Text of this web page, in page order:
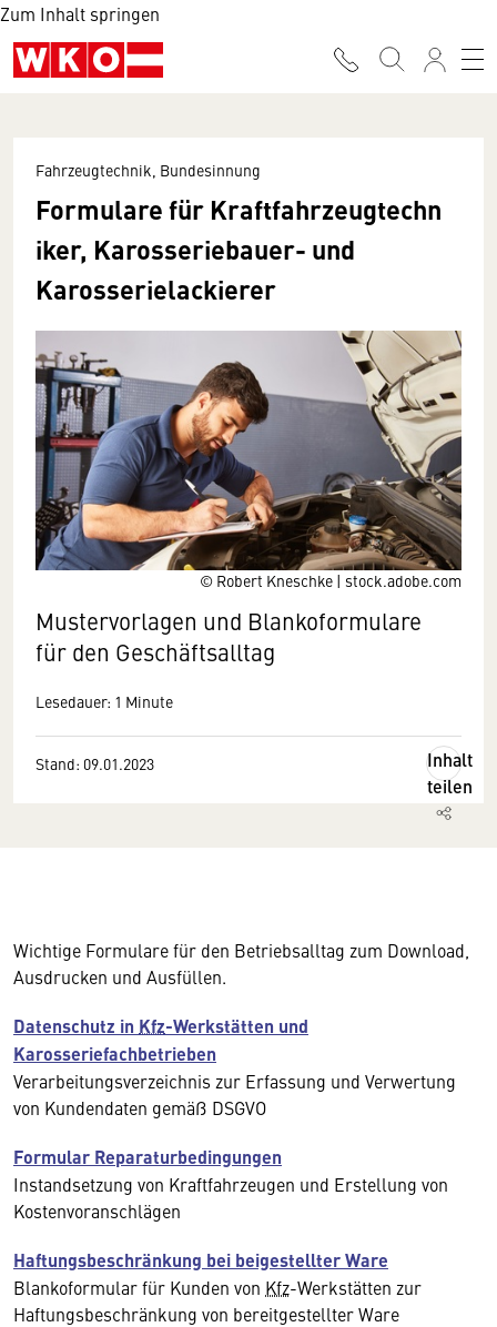
Zum Inhalt springen
© Robert Kneschke | stock.adobe.com
Fahrzeugtechnik, Bundesinnung
Formulare für Kraftfahrzeugtechn
iker, Karosseriebauer- und
Karosserielackierer
Mustervorlagen und Blankoformulare
für den Geschäftsalltag
Lesedauer: 1 Minute
Stand: 09.01.2023
Inhalt
teilen
Wichtige Formulare für den Betriebsalltag zum Download,
Ausdrucken und Ausfüllen.
Datenschutz in Kfz-Werkstätten und
Karosseriefachbetrieben
Verarbeitungsverzeichnis zur Erfassung und Verwertung
von Kundendaten gemäß DSGVO
Formular Reparaturbedingungen
Instandsetzung von Kraftfahrzeugen und Erstellung von
Kostenvoranschlägen
Haftungsbeschränkung bei beigestellter Ware
Blankoformular für Kunden von Kfz-Werkstätten zur
Haftungsbeschränkung von bereitgestellter Ware